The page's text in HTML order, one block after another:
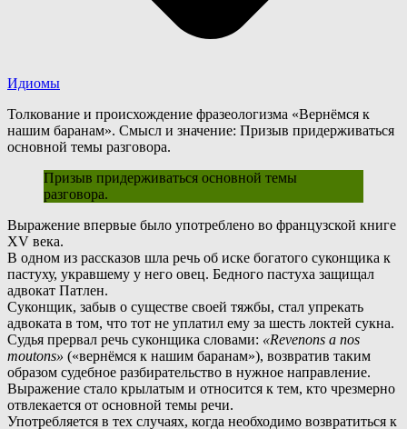
Идиомы
Толкование и происхождение фразеологизма «Вернёмся к
нашим баранам». Смысл и значение: Призыв придерживаться
основной темы разговора.
Призыв придерживаться основной темы
разговора.
Выражение впервые было употреблено во французской книге
XV века.
В одном из рассказов шла речь об иске богатого суконщика к
пастуху, укравшему у него овец. Бедного пастуха защищал
адвокат Патлен.
Суконщик, забыв о существе своей тяжбы, стал упрекать
адвоката в том, что тот не уплатил ему за шесть локтей сукна.
Судья прервал речь суконщика словами: «Revenons а nos
moutons» («вернёмся к нашим баранам»), возвратив таким
образом судебное разбирательство в нужное направление.
Выражение стало крылатым и относится к тем, кто чрезмерно
отвлекается от основной темы речи.
Употребляется в тех случаях, когда необходимо возвратиться к